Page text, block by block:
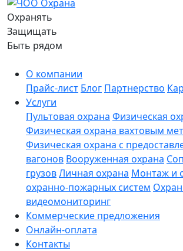
Охранять
Защищать
Быть рядом
О компании
Прайс-лист Блог Партнерство
Услуги
Пультовая охрана Физическая
Физическая охрана вахтовым
Физическая охрана с
вагонов Вооруженная охрана
грузовЛичная охрана Монтаж и
охранно-пожарных систем
видеомониторинг
Коммерческие предложения
Онлайн-оплата
Контакты